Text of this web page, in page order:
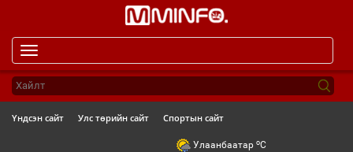
navigation
Үндсэн сайт Улс төрийн сайт Спортын сайт
Улаанбаатар oC